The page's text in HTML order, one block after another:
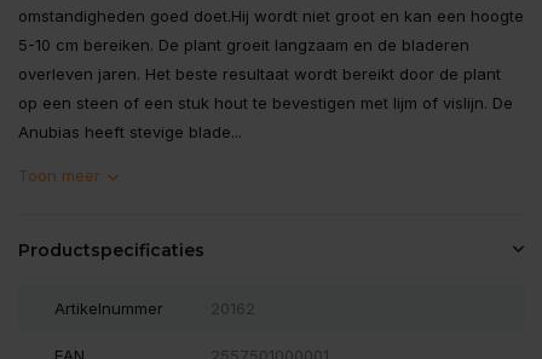
omstandigheden goed doet.Hij wordt niet groot en kan een hoogte
5-10 cm bereiken. De plant groeit langzaam en de bladeren
overleven jaren. Het beste resultaat wordt bereikt door de plant
op een steen of een stuk hout te bevestigen met lijm of vislijn. De
Anubias heeft stevige blade...
Toon meer
Productspecificaties
Artikelnummer 20162